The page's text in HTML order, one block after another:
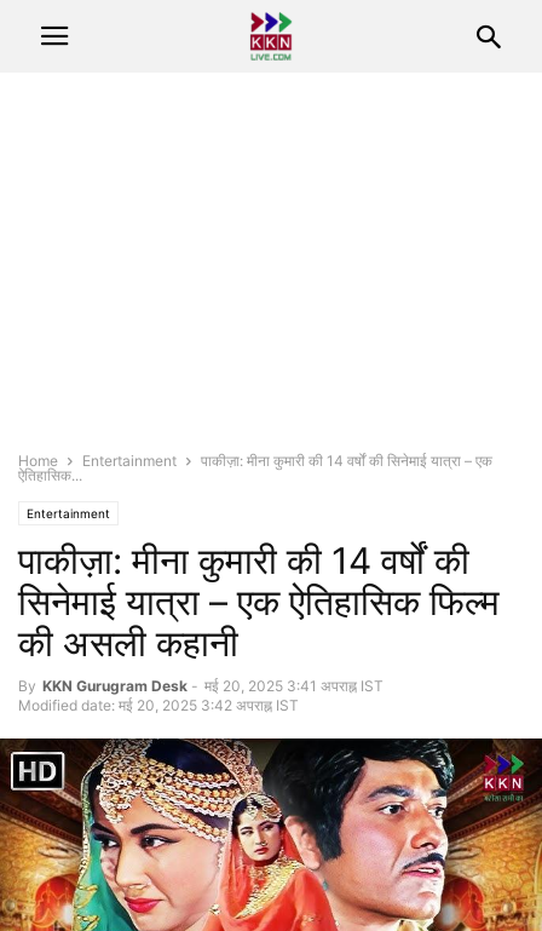
Home Entertainment
पाकीज़ा: मीना कुमारी की 14 वर्षों की सिनेमाई यात्रा – एक
ऐतिहासिक...
Entertainment
पाकीज़ा: मीना कुमारी की 14 वर्षों की
सिनेमाई यात्रा – एक ऐतिहासिक फिल्म
की असली कहानी
By KKN Gurugram Desk - मई 20, 2025 3:41 अपराह्न IST
Modified date: मई 20, 2025 3:42 अपराह्न IST